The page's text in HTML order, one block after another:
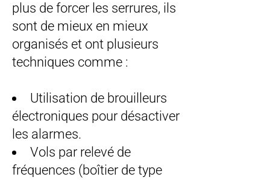
plus de forcer les serrures, ils
sont de mieux en mieux
organisés et ont plusieurs
techniques comme :
Utilisation de brouilleurs
électroniques pour désactiver
les alarmes.
Vols par relevé de
fréquences (boîtier de type